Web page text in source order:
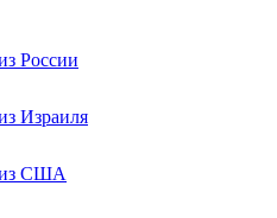
России
Израиля
из США